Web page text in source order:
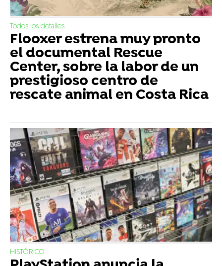
Todos los detalles
Flooxer estrena muy pronto
el documental Rescue
Center, sobre la labor de un
prestigioso centro de
rescate animal en Costa Rica
HISTÓRICO